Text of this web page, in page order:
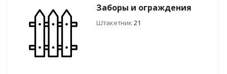
Заборы и ограждения
Штакетник 21